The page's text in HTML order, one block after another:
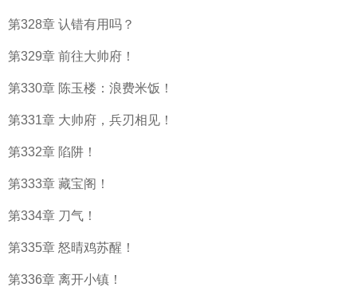
第328章 认错有用吗？
第329章 前往大帅府！
第330章 陈玉楼：浪费米饭！
第331章 大帅府，兵刃相见！
第332章 陷阱！
第333章 藏宝阁！
第334章 刀气！
第335章 怒晴鸡苏醒！
第336章 离开小镇！